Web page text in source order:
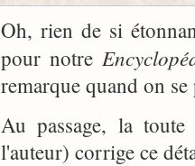
Oh, rien de si
pour notre
remarque quand on
Au passage, la
l'auteur) corrige ce